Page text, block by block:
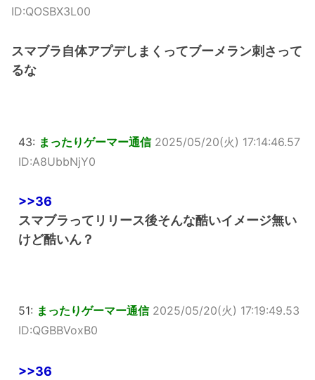
ID:QOSBX3L00
スマブラ自体アプデしまくってブーメラン刺さって
るな
43: まったりゲーマー通信 2025/05/20(火) 17:14:46.57
ID:A8UbbNjY0
>>36
スマブラってリリース後そんな酷いイメージ無い
けど酷いん？
51: まったりゲーマー通信 2025/05/20(火) 17:19:49.53
ID:QGBBVoxB0
>>36